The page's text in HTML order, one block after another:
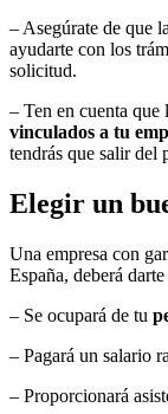
– Asegúrate de que
ayudarte con los
solicitud.
– Ten en cuenta que
vinculados a tu
tendrás que salir del
Elegir un
Una empresa con
España, deberá
– Se ocupará de tu
– Pagará un salario
– Proporcionará